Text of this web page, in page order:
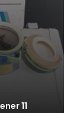
11